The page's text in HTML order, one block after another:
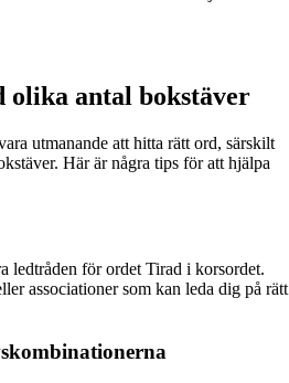
antal bokstäver
utmanande att hitta rätt ord, särskilt
Här är några tips för att hjälpa
ledtråden för ordet Tirad i korsordet.
associationer som kan leda dig på rätt